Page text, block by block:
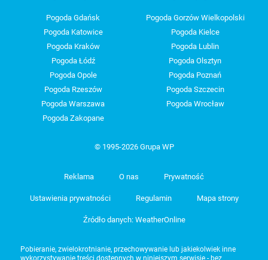
Pogoda Gdańsk
Pogoda Gorzów Wielkopolski
Pogoda Katowice
Pogoda Kielce
Pogoda Kraków
Pogoda Lublin
Pogoda Łódź
Pogoda Olsztyn
Pogoda Opole
Pogoda Poznań
Pogoda Rzeszów
Pogoda Szczecin
Pogoda Warszawa
Pogoda Wrocław
Pogoda Zakopane
© 1995-2026 Grupa WP
Reklama O nas Prywatność
Ustawienia prywatności Regulamin Mapa strony
Źródło danych: WeatherOnline
Pobieranie, zwielokrotnianie, przechowywanie lub jakiekolwiek inne
wykorzystywanie treści dostępnych w niniejszym serwisie - bez